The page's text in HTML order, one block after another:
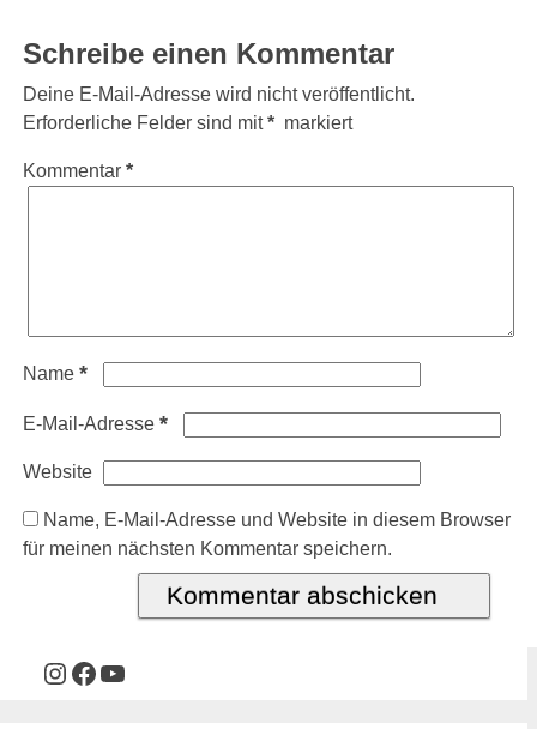
Schreibe einen Kommentar
Deine E-Mail-Adresse wird nicht veröffentlicht.
Erforderliche Felder sind mit* markiert
Kommentar *
Name *
E-Mail-Adresse *
Website
Name, E-Mail-Adresse und Website in diesem Browser
für meinen nächsten Kommentar speichern.